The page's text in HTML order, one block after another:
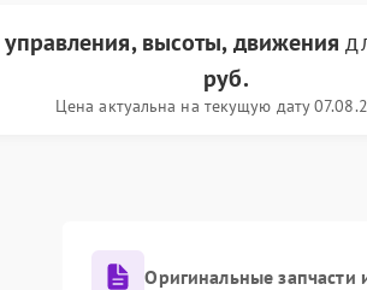
высоты, движения
руб.
Цена актуальна на текущую дату
Оригинальные